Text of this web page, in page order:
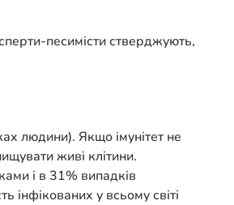
песимісти стверджують,
людини). Якщо імунітет не
живі клітини.
і в 31% випадків
інфікованих у всьому світі